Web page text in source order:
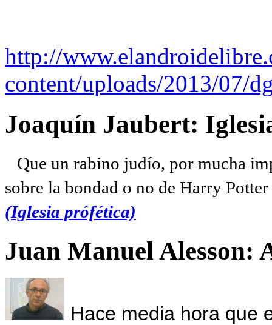
http://
content/uploads/2013/07/
Joaquín Jaubert:
Que un rabino judío, por mucha
sobre la bondad o no de Harry
(Iglesia prófética)
Juan Manuel Alesson:
Hace media hora que